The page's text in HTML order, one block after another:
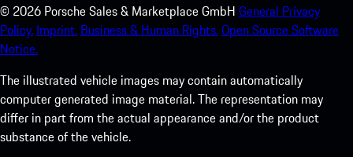
© 2026 Porsche Sales & Marketplace GmbH General Privacy
Policy. Imprint. Business & Human Rights.Open Source Software
Notice.
The illustrated vehicle images may contain automatically
computer generated image material. The representation may
differ in part from the actual appearance and/or the product
substance of the vehicle.